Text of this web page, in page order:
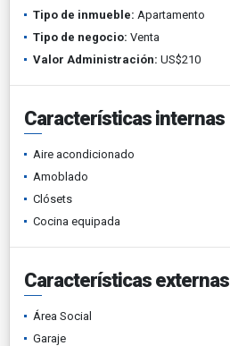
Tipo de inmueble: Apartamento
Tipo de negocio: Venta
Valor Administración: US$210
Características internas
Aire acondicionado
Amoblado
Clósets
Cocina equipada
Características externas
Área Social
Garaje